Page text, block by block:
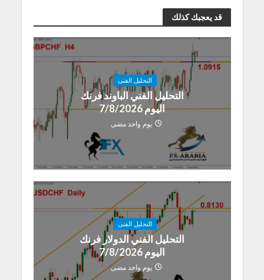
قد يعجبك كذلك
التحليل الفنى
التحليل الفني الباوند فرنك
اليوم 7/8/2026
يوم واحد مضى
التحليل الفنى
التحليل الفني الدولار فرنك
اليوم 7/8/2026
يوم واحد مضى